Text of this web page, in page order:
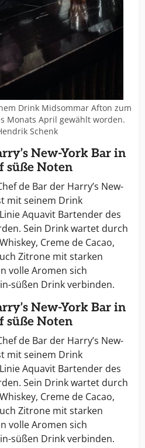
Drink Midsommar Afton zum
Monats April gewählt worden.
Schenk
New-York Bar in
süße Noten
de Bar der Harry’s New-
mit seinem Drink
Aquavit Bartender des
Sein Drink wartet durch
Creme de Cacao,
Zitrone mit starken
volle Aromen sich
süßen Drink verbinden.
New-York Bar in
süße Noten
de Bar der Harry’s New-
mit seinem Drink
Aquavit Bartender des
Sein Drink wartet durch
Creme de Cacao,
Zitrone mit starken
volle Aromen sich
süßen Drink verbinden.